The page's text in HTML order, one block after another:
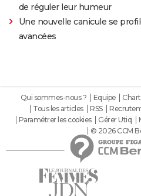
de réguler leur humeur
Une nouvelle canicule se
avancées
Qui sommes-nous ? Equipe
Tous les articles
RSS
Paramétrer les cookies
Gérer Utiq
© 2026 CCM